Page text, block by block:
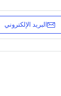
البريد الإلكتروني